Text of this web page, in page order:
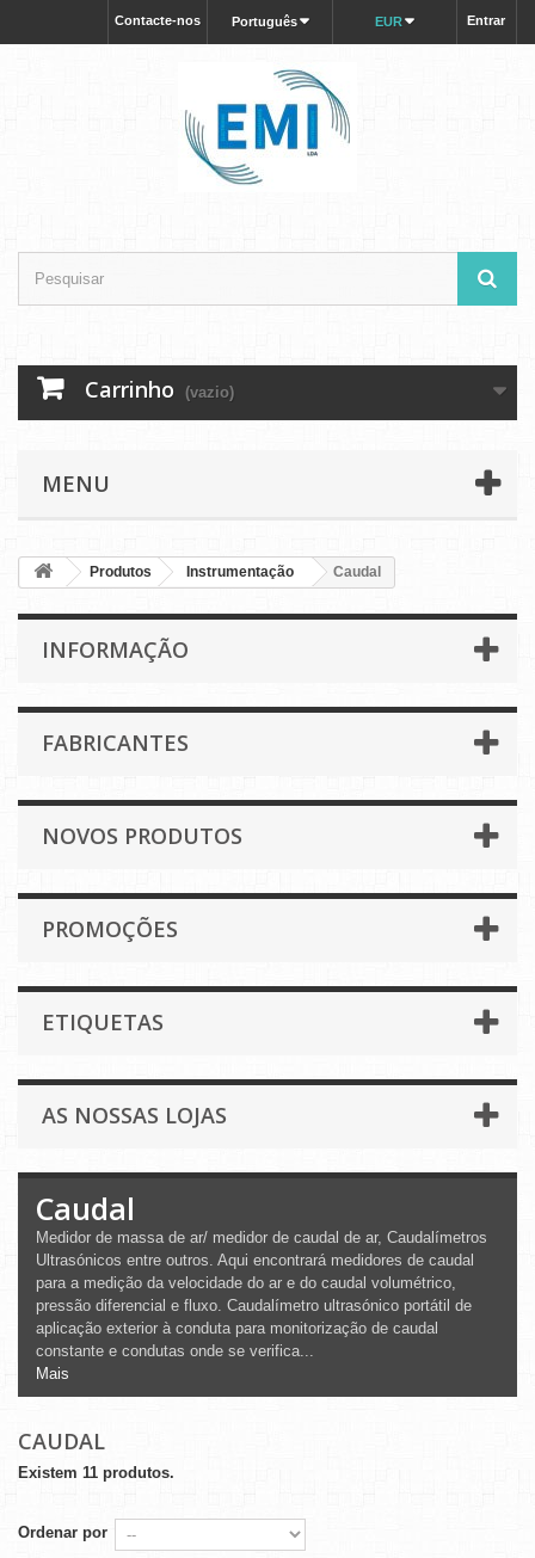
Entrar
EUR
Português
Contacte-nos
Carrinho (vazio)
MENU
Produtos Instrumentação Caudal
INFORMAÇÃO
FABRICANTES
NOVOS PRODUTOS
PROMOÇÕES
ETIQUETAS
AS NOSSAS LOJAS
Caudal
Medidor de massa de ar/ medidor de caudal de ar, Caudalímetros
Ultrasónicos entre outros. Aqui encontrará medidores de caudal
para a medição da velocidade do ar e do caudal volumétrico,
pressão diferencial e fluxo. Caudalímetro ultrasónico portátil de
aplicação exterior à conduta para monitorização de caudal
constante e condutas onde se verifica...
Mais
CAUDAL
Existem 11 produtos.
Ordenar por